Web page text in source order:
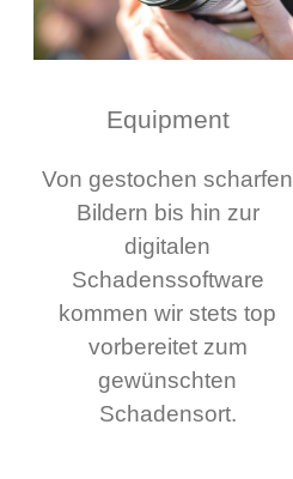
Equipment
Von gestochen scharfen
Bildern bis hin zur
digitalen
Schadenssoftware
kommen wir stets top
vorbereitet zum
gewünschten
Schadensort.